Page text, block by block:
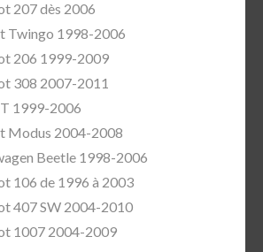
207 dès 2006
Twingo 1998-2006
206 1999-2009
308 2007-2011
1999-2006
Modus 2004-2008
Beetle 1998-2006
106 de 1996 à 2003
407 SW 2004-2010
1007 2004-2009